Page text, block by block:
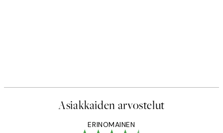
Asiakkaiden arvostelut
ERINOMAINEN